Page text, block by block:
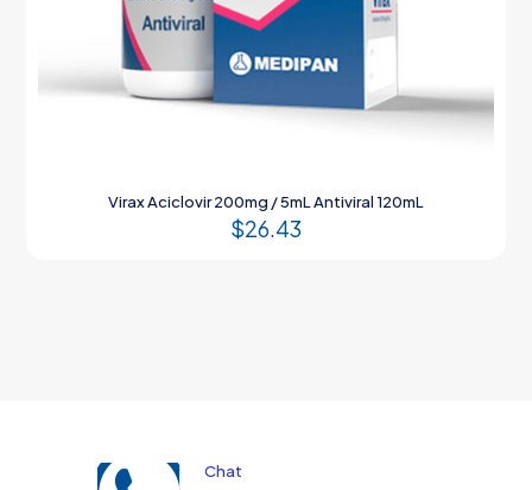
Virax Aciclovir 200mg / 5mL Antiviral 120mL
$26.43
Chat